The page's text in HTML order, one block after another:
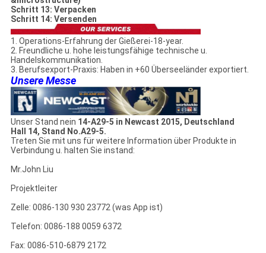
Schritt 13: Verpacken
Schritt 14: Versenden
1. Operations-Erfahrung der Gießerei-18-year.
2. Freundliche u. hohe leistungsfähige technische u.
Handelskommunikation.
3. Berufsexport-Praxis: Haben in +60 Überseeländer exportiert.
Unsere Messe
Unser Stand nein 14-A29-5 in Newcast 2015, Deutschland
Hall 14, Stand No.A29-5.
Treten Sie mit uns für weitere Information über Produkte in
Verbindung u. halten Sie instand:
Mr.John Liu
Projektleiter
Zelle: 0086-130 930 23772 (was App ist)
Telefon: 0086-188 0059 6372
Fax: 0086-510-6879 2172